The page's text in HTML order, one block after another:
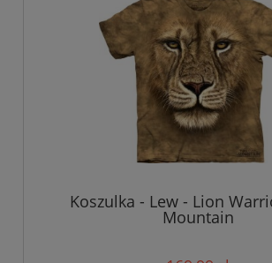
Koszulka - Lew - Lion
Mountain